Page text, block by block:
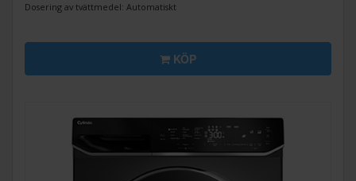
Dosering av tvättmedel: Automatiskt
KÖP